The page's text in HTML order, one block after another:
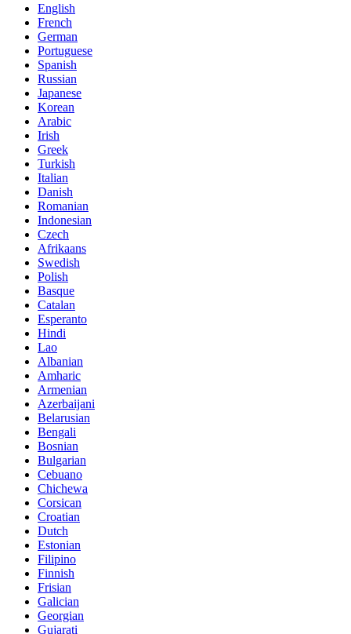
English
French
German
Portuguese
Spanish
Russian
Japanese
Korean
Arabic
Irish
Greek
Turkish
Italian
Danish
Romanian
Indonesian
Czech
Afrikaans
Swedish
Polish
Basque
Catalan
Esperanto
Hindi
Lao
Albanian
Amharic
Armenian
Azerbaijani
Belarusian
Bengali
Bosnian
Bulgarian
Cebuano
Chichewa
Corsican
Croatian
Dutch
Estonian
Filipino
Finnish
Frisian
Galician
Georgian
Gujarati